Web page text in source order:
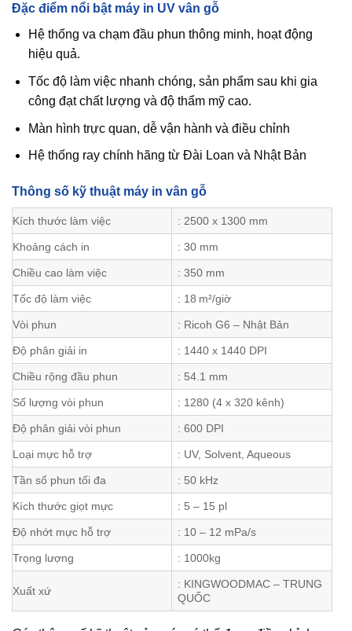
Đặc điểm nổi bật máy in UV vân gỗ
Hệ thống va chạm đầu phun thông minh, hoạt động
hiệu quả.
Tốc độ làm việc nhanh chóng, sản phẩm sau khi gia
công đạt chất lượng và độ thẩm mỹ cao.
Màn hình trực quan, dễ vận hành và điều chỉnh
Hệ thống ray chính hãng từ Đài Loan và Nhật Bản
Thông số kỹ thuật máy in vân gỗ
Kích thước làm việc : 2500 x 1300 mm
Khoảng cách in : 30 mm
Chiều cao làm việc : 350 mm
Tốc độ làm việc : 18 m²/giờ
Vòi phun : Ricoh G6 – Nhật Bản
Độ phân giải in : 1440 x 1440 DPI
Chiều rộng đầu phun : 54.1 mm
Số lượng vòi phun : 1280 (4 x 320 kênh)
Độ phân giải vòi phun : 600 DPI
Loại mực hỗ trợ : UV, Solvent, Aqueous
Tần số phun tối đa : 50 kHz
Kích thước giọt mực : 5 – 15 pl
Độ nhớt mực hỗ trợ : 10 – 12 mPa/s
Trọng lượng : 1000kg
Xuất xứ
: KINGWOODMAC – TRUNG
QUỐC